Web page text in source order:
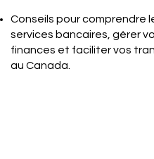
Conseils pour comprendre
services bancaires, gérer
finances et faciliter vos
au Canada.